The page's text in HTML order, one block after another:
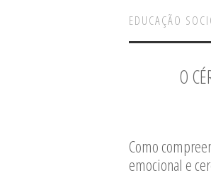
EDUCAÇÃO
O
Como
emocional e